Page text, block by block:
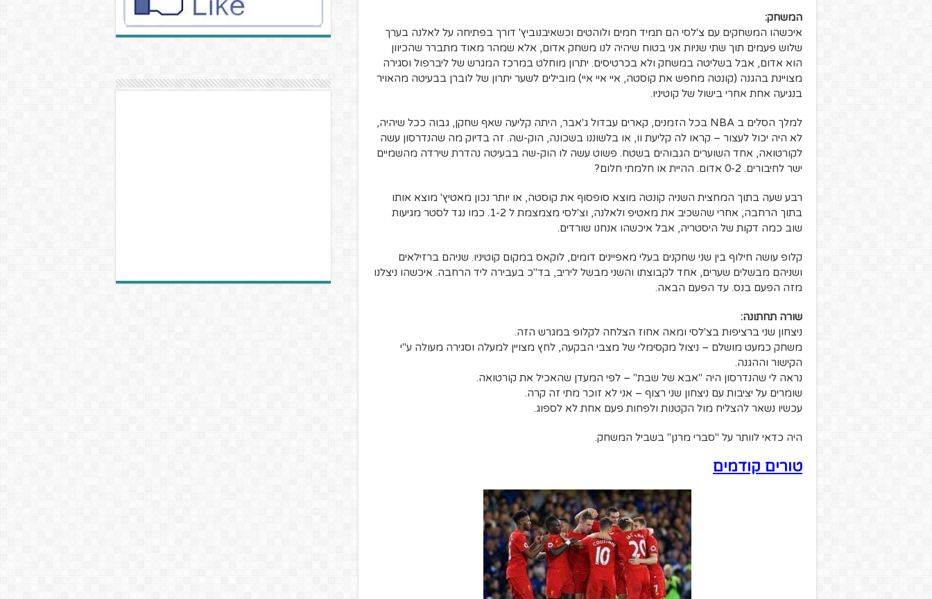
המשחק:
איכשהו המשחקים עם צ'לסי הם תמיד חמים ולוהטים וכשאיבנוביץ' דורך בפתיחה על לאלנה בערך
שלוש פעמים תוך שתי שניות אני בטוח שיהיה לנו משחק אדום, אלא שמהר מאוד מתברר שהכיוון
הוא אדום, אבל בשליטה במשחק ולא בכרטיסים. יתרון מוחלט במרכז המגרש של ליברפול וסגירה
מצויינת בהגנה (קונטה מחפש את קוסטה, איי איי איי) מובילים לשער יתרון של לוברן בבעיטה מהאויר
בנגיעה אחת אחרי בישול של קוטיניו.
למלך הסלים ב NBA בכל הזמנים, קארים עבדול ג'אבר, היתה קליעה שאף שחקן, גבוה ככל שיהיה,
לא היה יכול לעצור – קראו לה קליעת וו, או בלשוננו בשכונה, הוק-שה. זה בדיוק מה שהנדרסון עשה
לקורטואה, אחד השוערים הגבוהים בשטח. פשוט עשה לו הוק-שה בבעיטה נהדרת שירדה מהשמיים
ישר לחיבורים. 0-2 אדום. ההיית או חלמתי חלום?
רבע שעה בתוך המחצית השניה קונטה מוצא סופסוף את קוסטה, או יותר נכון מאטיץ' מוצא אותו
בתוך הרחבה, אחרי שהשכיב את מאטיפ ולאלנה, וצ'לסי מצמצמת ל 1-2. כמו נגד לסטר מגיעות
שוב כמה דקות של היסטריה, אבל איכשהו אנחנו שורדים.
קלופ עושה חילוף בין שני שחקנים בעלי מאפיינים דומים, לוקאס במקום קוטיניו. שניהם ברזילאים
ושניהם מבשלים שערים, אחד לקבוצתו והשני מבשל ליריב, בד"כ בעבירה ליד הרחבה. איכשהו ניצלנו
מזה הפעם בנס. עד הפעם הבאה.
שורה תחתונה:
ניצחון שני ברציפות בצ'לסי ומאה אחוז הצלחה לקלופ במגרש הזה.
משחק כמעט מושלם – ניצול מקסימלי של מצבי הבקעה, לחץ מצויין למעלה וסגירה מעולה ע"י
הקישור וההגנה.
נראה לי שהנדרסון היה "אבא של שבת" – לפי המעדן שהאכיל את קורטואה.
שומרים על יציבות עם ניצחון שני רצוף – אני לא זוכר מתי זה קרה.
עכשיו נשאר להצליח מול הקטנות ולפחות פעם אחת לא לספוג.
היה כדאי לוותר על "סברי מרנן" בשביל המשחק.
טורים קודמים